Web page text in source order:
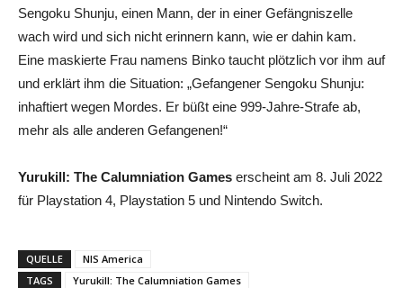
Sengoku Shunju, einen Mann, der in einer Gefängniszelle
wach wird und sich nicht erinnern kann, wie er dahin kam.
Eine maskierte Frau namens Binko taucht plötzlich vor ihm auf
und erklärt ihm die Situation: „Gefangener Sengoku Shunju:
inhaftiert wegen Mordes. Er büßt eine 999-Jahre-Strafe ab,
mehr als alle anderen Gefangenen!“
Yurukill: The Calumniation Games erscheint am 8. Juli 2022
für Playstation 4, Playstation 5 und Nintendo Switch.
QUELLE
NIS America
TAGS
Yurukill: The Calumniation Games